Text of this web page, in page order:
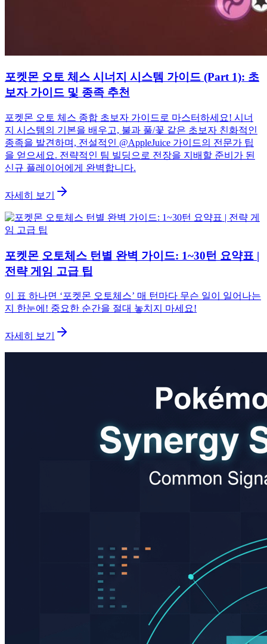
포켓몬 오토 체스 시너지 시스템 가이드 (Part 1): 초
보자 가이드 및 종족 추천
포켓몬 오토 체스 종합 초보자 가이드로 마스터하세요! 시너
지 시스템의 기본을 배우고, 불과 풀/꽃 같은 초보자 친화적인
종족을 발견하며, 전설적인 @AppleJuice 가이드의 전문가 팁
을 얻으세요. 전략적인 팀 빌딩으로 전장을 지배할 준비가 된
신규 플레이어에게 완벽합니다.
자세히 보기
포켓몬 오토체스 턴별 완벽 가이드: 1~30턴 요약표 |
전략 게임 고급 팁
이 표 하나면 ‘포켓몬 오토체스’ 매 턴마다 무슨 일이 일어나는
지 한눈에! 중요한 순간을 절대 놓치지 마세요!
자세히 보기